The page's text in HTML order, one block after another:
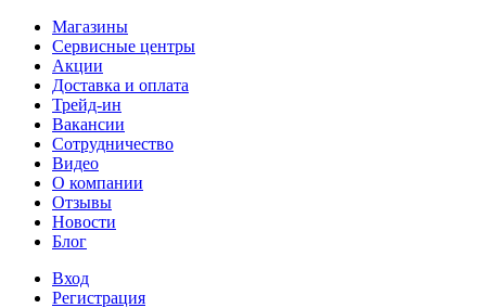
Магазины
Сервисные центры
Акции
Доставка и оплата
Трейд-ин
Вакансии
Сотрудничество
Видео
О компании
Отзывы
Новости
Блог
Вход
Регистрация